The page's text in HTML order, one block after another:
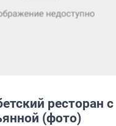
ресторан с
(фото)